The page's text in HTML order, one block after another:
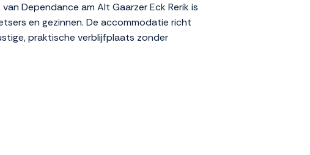
Dependance am Alt Gaarzer Eck Rerik is
en gezinnen. De accommodatie richt
praktische verblijfplaats zonder